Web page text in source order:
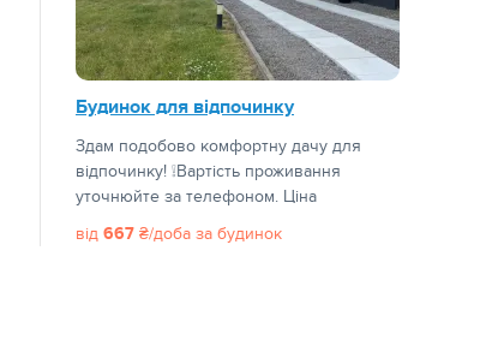
Будинок для відпочинку
Здам подобово комфортну дачу для
відпочинку! ❕Вартість проживання
уточнюйте за телефоном. Ціна
від 667 ₴/доба за будинок